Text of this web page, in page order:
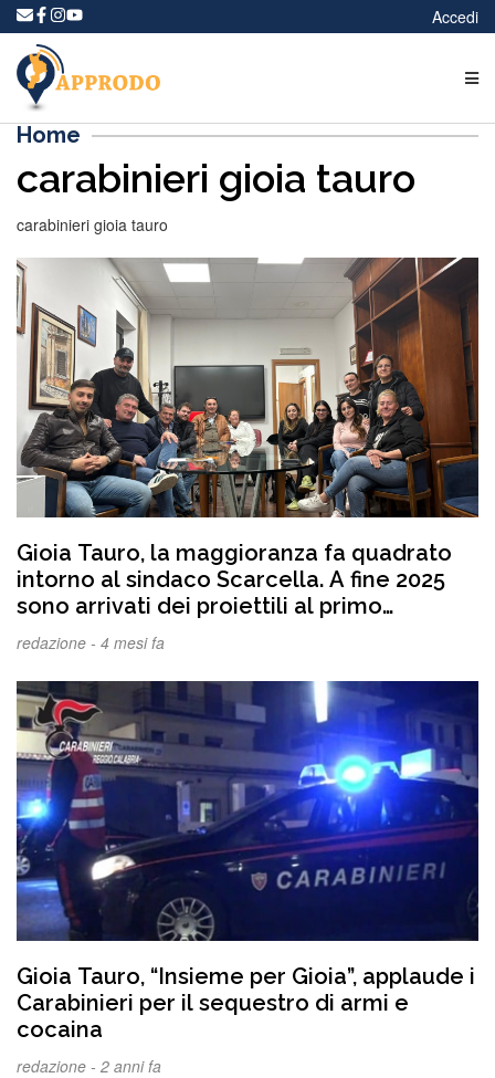
Accedi
Home
carabinieri gioia tauro
carabinieri gioia tauro
Gioia Tauro, la maggioranza fa quadrato
intorno al sindaco Scarcella. A fine 2025
sono arrivati dei proiettili al primo
cittadino, ma la vicenda è uscita adesso.
redazione - 4 mesi fa
Gioia Tauro, “Insieme per Gioia”, applaude i
Carabinieri per il sequestro di armi e
cocaina
redazione - 2 anni fa